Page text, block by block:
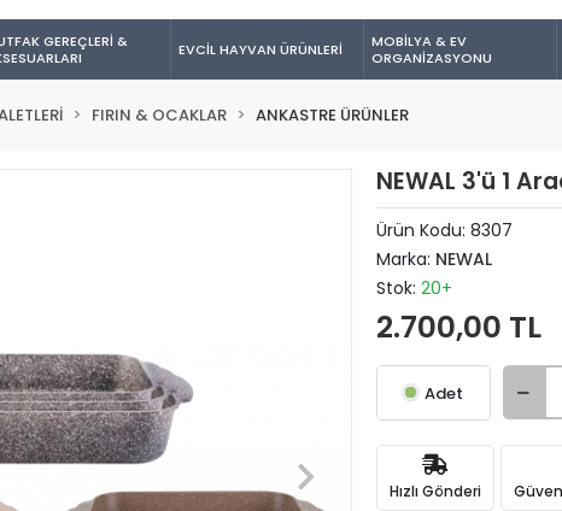
GEREÇLERİ &
EVCİL HAYVAN ÜRÜNLERİ
MOBİLYA & EV
ORGANİZASYONU
FIRIN & OCAKLAR ANKASTRE ÜRÜNLER
NEWAL 3'ü 1
Ürün Kodu: 8307
Marka: NEWAL
Stok: 20+
2.700,00 TL
Adet
Hızlı Gönderi